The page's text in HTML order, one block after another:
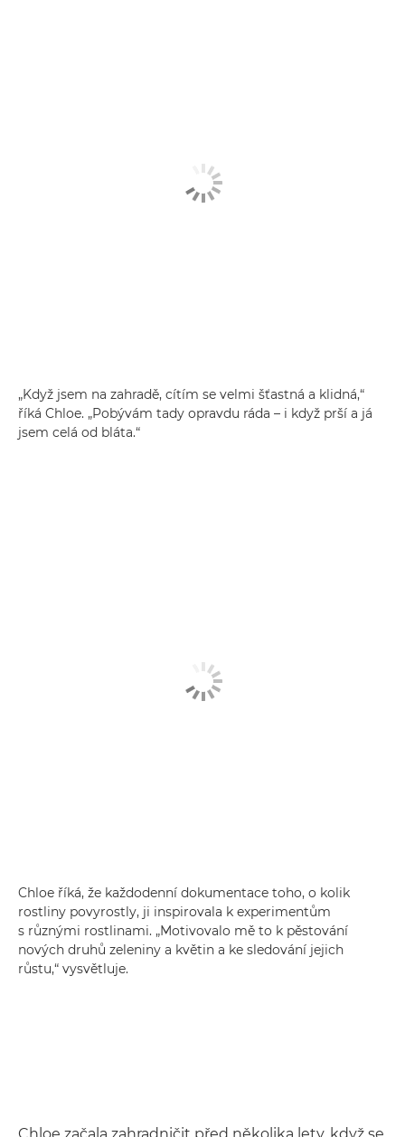
„Když jsem na zahradě, cítím se velmi šťastná a klidná,“
říká Chloe. „Pobývám tady opravdu ráda – i když prší a já
jsem celá od bláta.“
Chloe říká, že každodenní dokumentace toho, o kolik
rostliny povyrostly, ji inspirovala k experimentům
s různými rostlinami. „Motivovalo mě to k pěstování
nových druhů zeleniny a květin a ke sledování jejich
růstu,“ vysvětluje.
Chloe začala zahradničit před několika lety, když se